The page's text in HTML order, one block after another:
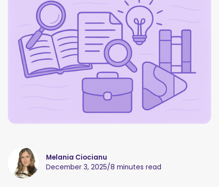
Melania Ciocianu
December 3, 2025/8 minutes read